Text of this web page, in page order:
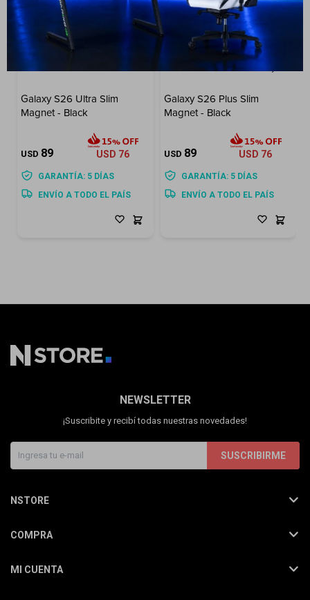
Galaxy S26 Ultra Slim
Magnet - Black
USD 89 USD 76
GARANTÍA: 5 DÍAS
ENVÍO A TODO EL PAÍS
Galaxy S26 Plus Slim
Magnet - Black
USD 89 USD 76
GARANTÍA: 5 DÍAS
ENVÍO A TODO EL PAÍS
NEWSLETTER
¡Suscribite y recibí todas nuestras novedades!
SUSCRIBIRME
NSTORE
COMPRA
MI CUENTA